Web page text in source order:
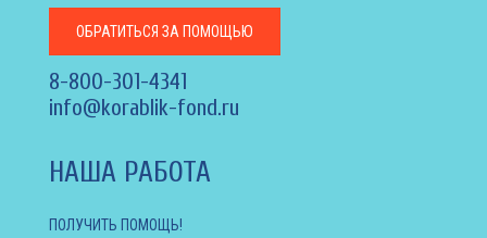
ОБРАТИТЬСЯ ЗА ПОМОЩЬЮ
8-800-301-4341
info@korablik-fond.ru
НАША РАБОТА
ПОЛУЧИТЬ ПОМОЩЬ!